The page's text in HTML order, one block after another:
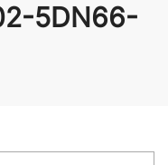
5DN66-